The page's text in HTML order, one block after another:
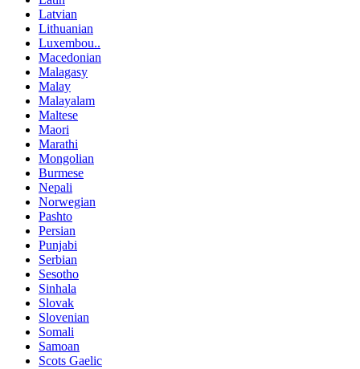
Latvian
Lithuanian
Luxembou..
Macedonian
Malagasy
Malay
Malayalam
Maltese
Maori
Marathi
Mongolian
Burmese
Nepali
Norwegian
Pashto
Persian
Punjabi
Serbian
Sesotho
Sinhala
Slovak
Slovenian
Somali
Samoan
Scots Gaelic